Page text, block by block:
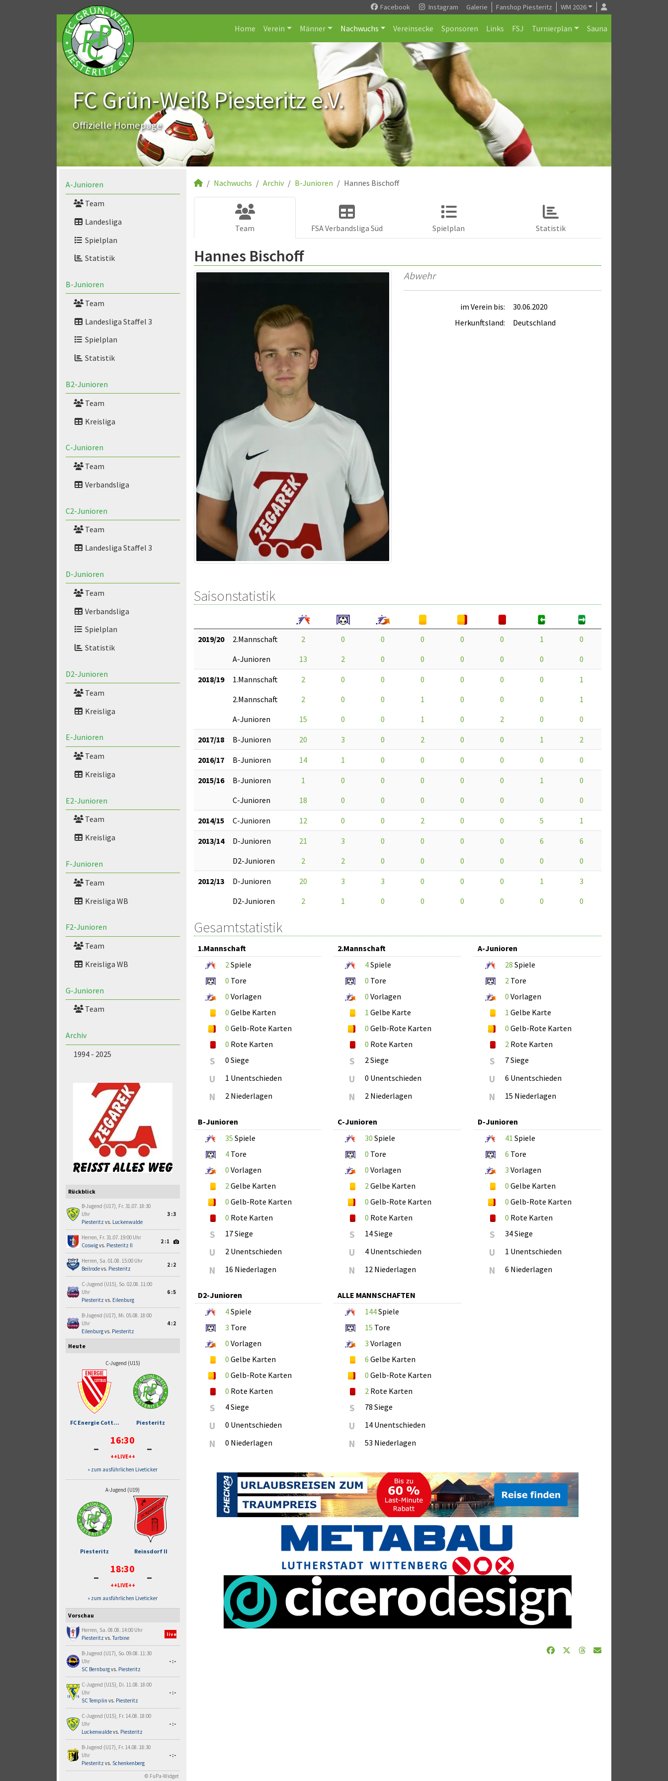
Facebook Instagram Galerie Fanshop Piesteritz WM 2026
Home Verein Männer Nachwuchs Vereinsecke Sponsoren Links FSJ Turnierplan Sauna
FC Grün-Weiß Piesteritz e.V.
Offizielle Homepage
A-Junioren
Team
Landesliga
Spielplan
Statistik
B-Junioren
Team
Landesliga Staffel 3
Spielplan
Statistik
B2-Junioren
Team
Kreisliga
C-Junioren
Team
Verbandsliga
C2-Junioren
Team
Landesliga Staffel 3
D-Junioren
Team
Verbandsliga
Spielplan
Statistik
D2-Junioren
Team
Kreisliga
E-Junioren
Team
Kreisliga
E2-Junioren
Team
Kreisliga
F-Junioren
Team
Kreisliga WB
F2-Junioren
Team
Kreisliga WB
G-Junioren
Team
Archiv
1994 - 2025
Rückblick
B-Jugend (U17), Fr. 31.07. 18:30
Uhr
Piesteritz vs. Luckenwalde
3:3
Herren, Fr. 31.07. 19:00 Uhr
Coswigvs. Piesteritz II
2:1
Herren, Sa. 01.08. 15:00 Uhr
Beilrodevs. Piesteritz
2:2
C-Jugend (U15), So. 02.08. 11:00
Uhr
Piesteritz vs. Eilenburg
6:5
B-Jugend (U17), Mi. 05.08. 18:00
Uhr
Eilenburgvs. Piesteritz
4:2
Heute
C-Jugend (U15)
FC Energie Cott... Piesteritz
- 16:30
++LIVE++ -
» zum ausführlichen Liveticker
A-Jugend (U19)
Piesteritz Reinsdorf II
- 18:30
++LIVE++ -
» zum ausführlichen Liveticker
Vorschau
Herren, Sa. 08.08. 14:00 Uhr
Piesteritz vs.Turbine
live
B-Jugend (U17), So. 09.08. 11:30
Uhr
SC Bernburgvs. Piesteritz
-:-
C-Jugend (U15), Di. 11.08. 18:00
Uhr
SC Templin vs. Piesteritz
-:-
C-Jugend (U15), Fr. 14.08. 18:00
Uhr
Luckenwaldevs. Piesteritz
-:-
B-Jugend (U17), Fr. 14.08. 18:30
Uhr
Piesteritz vs. Schenkenberg
-:-
© FuPa-Widget
Nachwuchs Archiv B-Junioren Hannes Bischoff
Team FSA Verbandsliga Süd Spielplan Statistik
Hannes Bischoff
Abwehr
im Verein bis:
30.06.2020
Herkunftsland:
Deutschland
Saisonstatistik
2019/20 2.Mannschaft 2 0 0 0 0 0 1
0
A-Junioren
13 2 0 0 0 0 0 0
2018/19 1.Mannschaft 2 0 0 0 0 0 0
1
2.Mannschaft
2 0 0 1 0 0 0
1
A-Junioren
15 0 0 1 0 2 0 0
2017/18 B-Junioren 20 3 0 2 0 0 1 2
2016/17 B-Junioren 14 1 0 0 0 0 0 0
2015/16 B-Junioren 1 0 0 0 0 0 1
0
C-Junioren
18 0 0 0 0 0 0 0
2014/15 C-Junioren 12 0 0 2 0 0 5 1
2013/14 D-Junioren 21 3 0 0 0 0 6
6
D2-Junioren
2 2 0 0 0 0 0 0
2012/13 D-Junioren 20 3 3 0 0 0 1
3
D2-Junioren
2 1 0 0 0 0 0 0
Gesamtstatistik
1.Mannschaft
2 Spiele
0 Tore
0 Vorlagen
0 Gelbe Karten
0 Gelb-Rote Karten
0 Rote Karten
S 0 Siege
U 1 Unentschieden
N 2 Niederlagen
2.Mannschaft
4Spiele
0 Tore
0 Vorlagen
1 Gelbe Karte
0 Gelb-Rote Karten
0 Rote Karten
S 2 Siege
U 0 Unentschieden
N 2 Niederlagen
A-Junioren
28 Spiele
2 Tore
0 Vorlagen
1 Gelbe Karte
0 Gelb-Rote Karten
2 Rote Karten
S 7 Siege
U 6 Unentschieden
N 15 Niederlagen
B-Junioren
35 Spiele
4 Tore
0 Vorlagen
2 Gelbe Karten
0 Gelb-Rote Karten
0 Rote Karten
S 17 Siege
U 2 Unentschieden
N 16 Niederlagen
C-Junioren
30 Spiele
0 Tore
0 Vorlagen
2 Gelbe Karten
0 Gelb-Rote Karten
0 Rote Karten
S 14 Siege
U 4 Unentschieden
N 12 Niederlagen
D-Junioren
41 Spiele
6 Tore
3 Vorlagen
0 Gelbe Karten
0 Gelb-Rote Karten
0 Rote Karten
S 34 Siege
U 1 Unentschieden
N 6 Niederlagen
D2-Junioren
4Spiele
3 Tore
0 Vorlagen
0 Gelbe Karten
0 Gelb-Rote Karten
0 Rote Karten
S 4 Siege
U 0 Unentschieden
N 0 Niederlagen
ALLE MANNSCHAFTEN
144Spiele
15 Tore
3 Vorlagen
6 Gelbe Karten
0 Gelb-Rote Karten
2 Rote Karten
S 78 Siege
U 14 Unentschieden
N 53 Niederlagen